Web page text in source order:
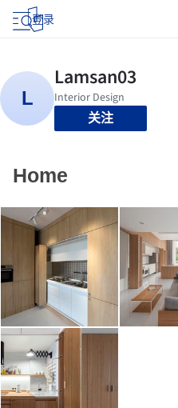
登录
关注
Home